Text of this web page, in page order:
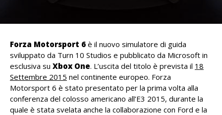
Forza Motorsport 6 è il nuovo simulatore di guida
sviluppato da Turn 10 Studios e pubblicato da Microsoft in
esclusiva su Xbox One. L’uscita del titolo è prevista il 18
Settembre 2015 nel continente europeo. Forza
Motorsport 6 è stato presentato per la prima volta alla
conferenza del colosso americano all’E3 2015, durante la
quale è stata svelata anche la collaborazione con Ford e la